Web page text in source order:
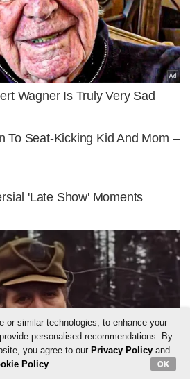
or similar technologies, to enhance your
personalised recommendations. By
you agree to our Privacy Policyand
Policy. OK